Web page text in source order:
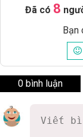
Đã có 8
Bạn
0 bình luận